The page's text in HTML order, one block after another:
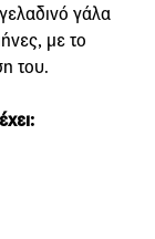
γάλα
με το
του.